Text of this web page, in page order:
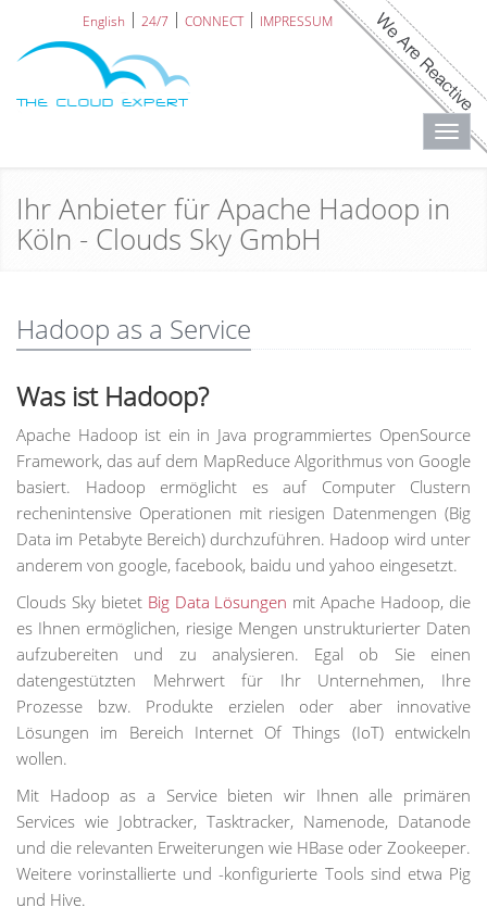
English 24/7 CONNECT IMPRESSUM
Ihr Anbieter für Apache Hadoop in
Köln - Clouds Sky GmbH
Hadoop as a Service
Was ist Hadoop?
Apache Hadoop ist ein in Java programmiertes OpenSource
Framework, das auf dem MapReduce Algorithmus von Google
basiert. Hadoop ermöglicht es auf Computer Clustern
rechenintensive Operationen mit riesigen Datenmengen (Big
Data im Petabyte Bereich) durchzuführen. Hadoop wird unter
anderem von google, facebook, baidu und yahoo eingesetzt.
Clouds Sky bietet Big Data Lösungen mit Apache Hadoop, die
es Ihnen ermöglichen, riesige Mengen unstrukturierter Daten
aufzubereiten und zu analysieren. Egal ob Sie einen
datengestützten Mehrwert für Ihr Unternehmen, Ihre
Prozesse bzw. Produkte erzielen oder aber innovative
Lösungen im Bereich Internet Of Things (IoT) entwickeln
wollen.
Mit Hadoop as a Service bieten wir Ihnen alle primären
Services wie Jobtracker, Tasktracker, Namenode, Datanode
und die relevanten Erweiterungen wie HBase oder Zookeeper.
Weitere vorinstallierte und -konfigurierte Tools sind etwa Pig
und Hive.